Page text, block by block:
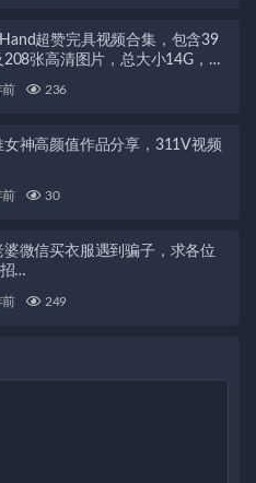
超赞完具视频合集，包含39
张高清图片，总大小14G，尽
前 236
女神高颜值作品分享，311V视频
前 30
婆微信买衣服遇到骗子，求各位
…
前 249